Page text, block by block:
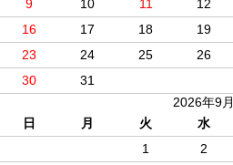
9
10 11 12
16
17 18 19
23
24 25 26
30
31
2026年9月
日
月 火 水
1
2